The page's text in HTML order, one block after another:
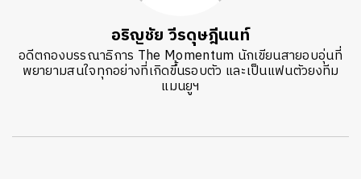
อริญชัย วีรดุษฎีนนท์
อดีตกองบรรณาธิการ The Momentum นักเขียนสายอบอุ่นที่
พยายามสนใจทุกอย่างที่เกิดขึ้นรอบตัว และเป็นแฟนตัวยงทีม
แมนยูฯ